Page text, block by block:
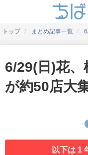
トップ まとめ記事一覧
6/29(日)花、
が約50店大
以下は 1